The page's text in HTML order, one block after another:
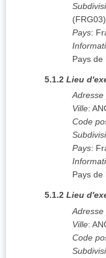
(FRG03)
Pays:
Pays de
5.1.2 Lieu
Adresse
Ville:
Code
Pays:
Pays de
5.1.2 Lieu
Adresse
Ville:
Code